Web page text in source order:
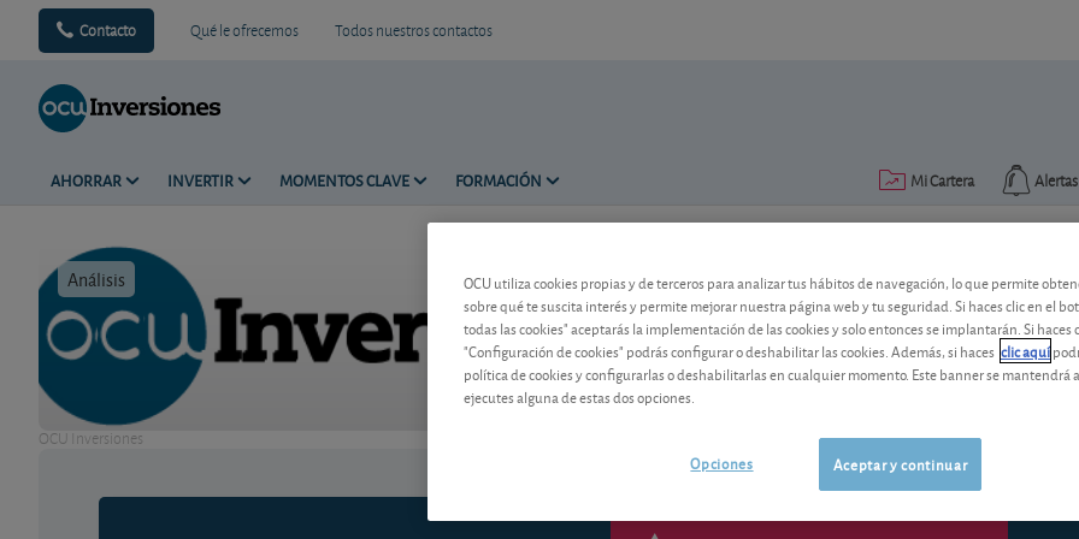
Contacto Qué le ofrecemos Todos nuestros contactos
AHORRAR INVERTIR MOMENTOS CLAVE FORMACIÓN Alertas
Mi Cartera
Análisis Tiempo de lectura: 4 min.
OCU Inversiones
Panorama: La moral sigue
El temor a que se desate una guerra
económicos, que pese a todo sigue
OCU utiliza cookies propias y de terceros para analizar tus hábitos de navegación, lo que permite
sobre qué te suscita interés y permite mejorar nuestra página web y tu seguridad. Si haces clic en el
todas las cookies" aceptarás la implementación de las cookies y solo entonces se implantarán. Si haces
"Configuración de cookies" podrás configurar o deshabilitar las cookies. Además, si haces clic aquí
política de cookies y configurarlas o deshabilitarlas en cualquier momento. Este banner se mantendrá
ejecutes alguna de estas dos opciones.
Aceptar y continuar
Opciones